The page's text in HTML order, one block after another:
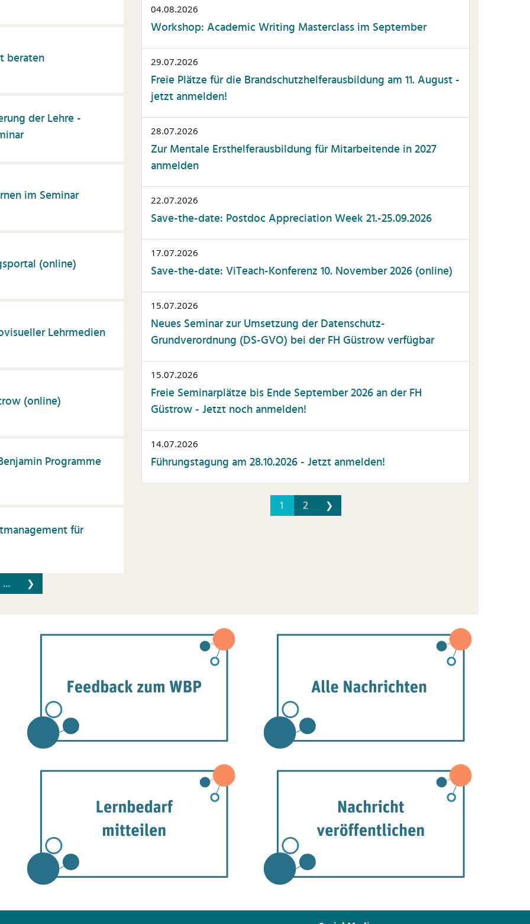
beraten
der Lehre -
im Seminar
(online)
Lehrmedien
(online)
Programme
für
… ❯
04.08.2026
Workshop: Academic Writing Masterclass im September
29.07.2026
Freie Plätze für die Brandschutzhelferausbildung am 11. August -
jetzt anmelden!
28.07.2026
Zur Mentale Ersthelferausbildung für Mitarbeitende in 2027
anmelden
22.07.2026
Save-the-date: Postdoc Appreciation Week 21.-25.09.2026
17.07.2026
Save-the-date: ViTeach-Konferenz 10. November 2026 (online)
15.07.2026
Neues Seminar zur Umsetzung der Datenschutz-
Grundverordnung (DS-GVO) bei der FH Güstrow verfügbar
15.07.2026
Freie Seminarplätze bis Ende September 2026 an der FH
Güstrow - Jetzt noch anmelden!
14.07.2026
Führungstagung am 28.10.2026 - Jetzt anmelden!
1 2 ❯